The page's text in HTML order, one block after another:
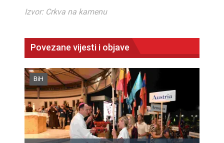
Izvor: Crkva na kamenu
Povezane vijesti i objave
BiH